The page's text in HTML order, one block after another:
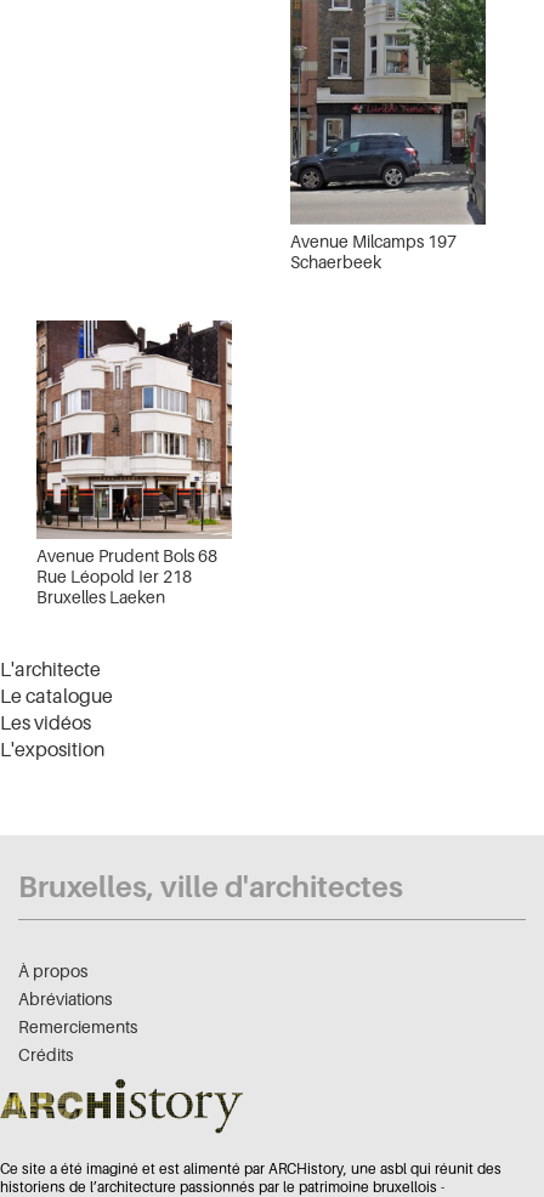
Avenue Milcamps 197
Schaerbeek
Avenue Prudent Bols 68
Rue Léopold Ier 218
Bruxelles Laeken
L'architecte
Le catalogue
Les vidéos
L'exposition
Bruxelles, ville d'architectes
À propos
Abréviations
Remerciements
Crédits
Ce site a été imaginé et est alimenté par ARCHistory, une asbl qui réunit des
historiens de l’architecture passionnés par le patrimoine bruxellois -